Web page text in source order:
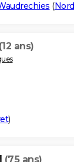
(Nord
(12 ans)
)
(75 ans)